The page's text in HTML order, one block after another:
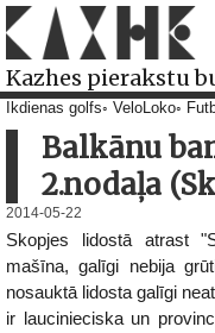
Kazhes pierakstu
Ikdienas golfs VeloLoko
Balkānu
2.nodaļa
2014-05-22
Skopjes lidostā atrast
mašīna, galīgi nebija
nosauktā lidosta galīgi
ir laucinieciska un